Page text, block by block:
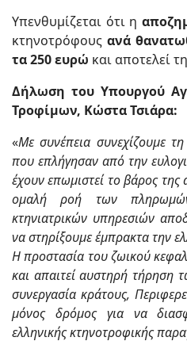
Υπενθυμίζεται ότι η
κτηνοτρόφουςανά
τα 250 ευρώ και αποτελεί
Δήλωση του Υπουργού
Τροφίμων, Κώστα Τσιάρα:
«Με συνέπεια συνεχίζουμε
που επλήγησαν από την
έχουν επωμιστεί το βάρος της
ομαλή ροή των
κτηνιατρικών υπηρεσιών
να στηρίξουμε έμπρακτα την
Η προστασία του ζωικού
και απαιτεί αυστηρή τήρηση
συνεργασία κράτους,
μόνος δρόμος για να
ελληνικής κτηνοτροφικής